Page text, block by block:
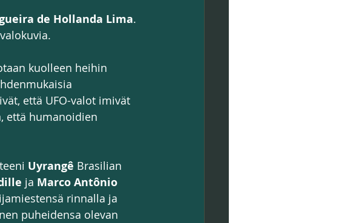
de Hollanda Lima.
kuolleen heihin
että UFO-valot imivät
että humanoidien
Uyrangê Brasilian
ja Marco Antônio
rinnalla ja
puheidensa olevan